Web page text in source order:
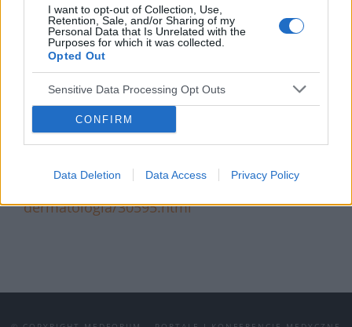
I want to opt-out of Collection, Use,
Retention, Sale, and/or Sharing of my
Personal Data that Is Unrelated with the
Purposes for which it was collected.
Opted Out
Sensitive Data Processing Opt Outs
CONFIRM
Data Deletion Data Access Privacy Policy
istotne z diagnostycznego punktu widzenia.
Poza tym czynniki infekcyjne bardzo
powszechnie uczestniczą w patogenezie
chorób skóry i tkanki łącznej.
Więcej informacji:
https://www.edukacjamedyczna.pl/wiadomosc/v-
choroby-zakazne-reumatologia-i-
dermatologia/30595.html